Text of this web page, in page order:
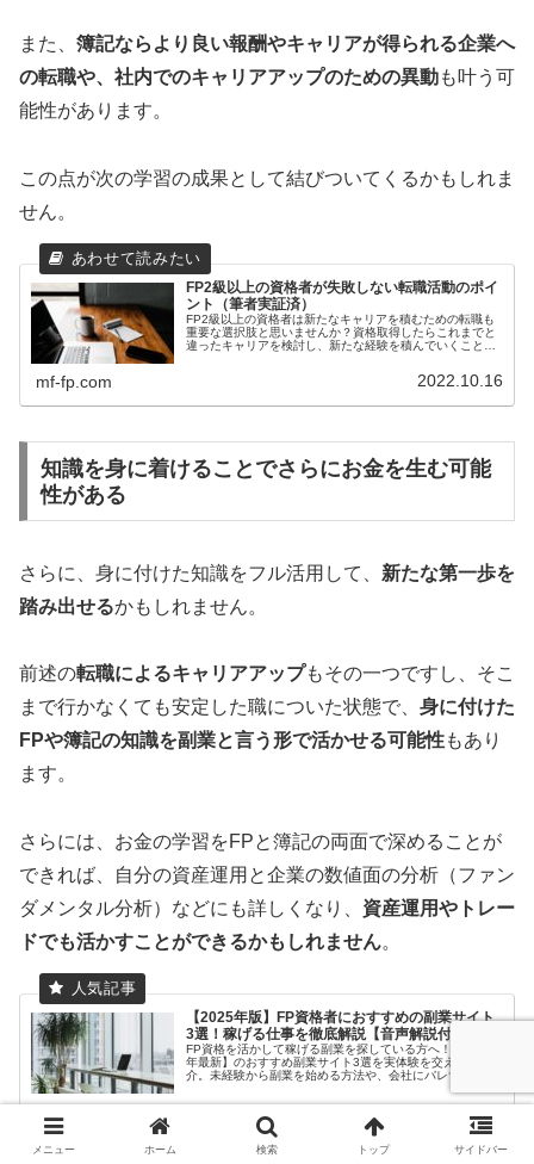
また、 簿記ならより良い報酬やキャリアが得られる企業へ
の転職や、社内でのキャリアアップのための異動も叶う可
能性があります。
この点が次の学習の成果として結びついてくるかもしれま
せん。
FP2級以上の資格者が失敗しない転職活動のポイ
ント（筆者実証済）
FP2級以上の資格者は新たなキャリアを積むための転職も
重要な選択肢と思いませんか？資格取得したらこれまでと
違ったキャリアを検討し、新たな経験を積んでいくことで
mf-fp.com 2022.10.16
知識を身に着けることでさらにお金を生む可能
性がある
さらに、身に付けた知識をフル活用して、 新たな第一歩を
踏み出せるかもしれません。
前述の転職によるキャリアアップもその一つですし、そこ
まで行かなくても安定した職についた状態で、 身に付けた
FPや簿記の知識を副業と言う形で活かせる可能性もあり
ます。
さらには、お金の学習をFPと簿記の両面で深めることが
できれば、自分の資産運用と企業の数値面の分析（ファン
ダメンタル分析）などにも詳しくなり、 資産運用やトレー
ドでも活かすことができるかもしれません。
【2025年版】FP資格者におすすめの副業サイト
3選！稼げる仕事を徹底解説【音声解説付き】
FP資格を活かして稼げる副業を探している方へ！【2025
年最新】のおすすめ副業サイト3選を実体験を交えて紹
介。未経験から副業を始める方法や、会社にバレずに活動
する勝ちパターンのコツもFP1級・CFP🄬の筆者が詳しく
解説します。
2022.10.23
メニュー ホーム 検索 トップ サイドバー